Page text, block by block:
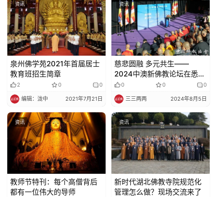
资讯
泉州佛学苑2021年首届居士
教育班招生简章
2 0 0
编辑：泷中 2021年7月21日
资讯
慈悲圆融 多元共生——
2024中澳新佛教论坛在悉尼
开幕
0 0 0
三三两两 2024年8月5日
资讯
教师节特刊：每个高僧背后
都有一位伟大的导师
资讯
新时代湖北佛教寺院规范化
管理怎么做？现场交流来了